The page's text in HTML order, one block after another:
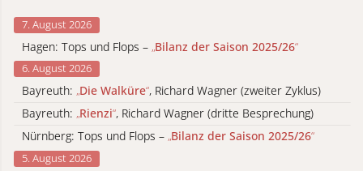
7. August 2026
Hagen: Tops und Flops – „Bilanz der Saison 2025/26“
6. August 2026
Bayreuth: „Die Walküre“, Richard Wagner (zweiter Zyklus)
Bayreuth: „Rienzi“, Richard Wagner (dritte Besprechung)
Nürnberg: Tops und Flops – „Bilanz der Saison 2025/26“
5. August 2026